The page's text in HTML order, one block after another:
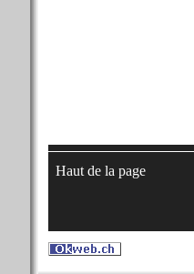
Haut de la page